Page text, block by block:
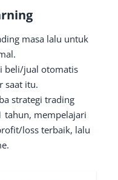
masa lalu untuk
beli/jual otomatis
saat itu.
strategi trading
tahun, mempelajari
loss terbaik, lalu